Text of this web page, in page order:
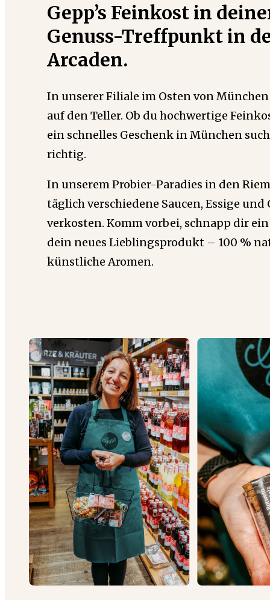
Gepp’s Feinkost in
Genuss-Treffpunkt in
Arcaden.
In unserer Filiale im Osten von
auf den Teller. Ob du hochwertige
ein schnelles Geschenk in München
richtig.
In unserem Probier-Paradies in den
täglich verschiedene Saucen, Essige
verkosten. Komm vorbei, schnapp dir
dein neues Lieblingsprodukt – 100 %
künstliche Aromen.